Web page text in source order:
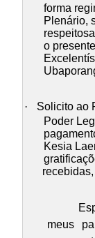
forma
Plenário,
o
·
Solicito ao
Poder
Kesia
meus